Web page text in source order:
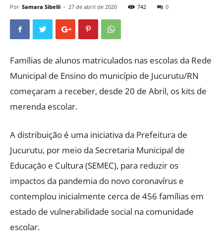
Por Samara Sibelli - 27 de abril de 2020 742 0
Famílias de alunos matriculados nas escolas da Rede
Municipal de Ensino do município de Jucurutu/RN
começaram a receber, desde 20 de Abril, os kits de
merenda escolar.
A distribuição é uma iniciativa da Prefeitura de
Jucurutu, por meio da Secretaria Municipal de
Educação e Cultura (SEMEC), para reduzir os
impactos da pandemia do novo coronavírus e
contemplou inicialmente cerca de 456 famílias em
estado de vulnerabilidade social na comunidade
escolar.